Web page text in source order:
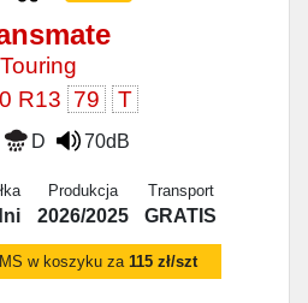
Touring
R13 79 T
D 70dB
Produkcja
2026/2025
Transport
GRATIS
w koszyku za115 zł/szt